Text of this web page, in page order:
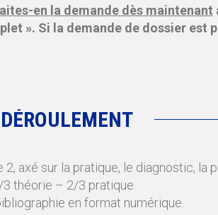
en la demande dès maintenant
». Si la demande de dossier est
DÉROULEMENT
axé sur la pratique, le diagnostic, la
théorie – 2/3 pratique.
en format numérique.